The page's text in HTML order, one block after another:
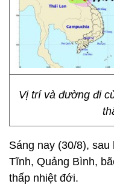
Vị trí và đường đi
Sáng nay (30/8),
Tĩnh, Quảng Bình,
thấp nhiệt đới.